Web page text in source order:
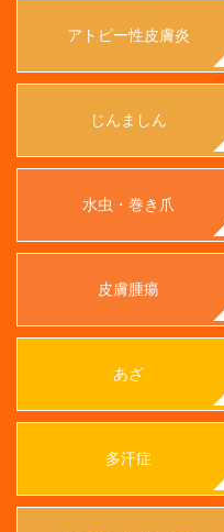
アトピー性皮膚炎
じんましん
水虫・巻き爪
皮膚腫瘍
あざ
多汗症